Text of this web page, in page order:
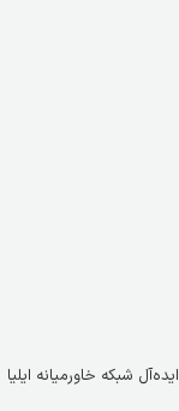
شبکه خاورمیانه ایلیا